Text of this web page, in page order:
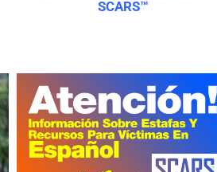
SCARS™